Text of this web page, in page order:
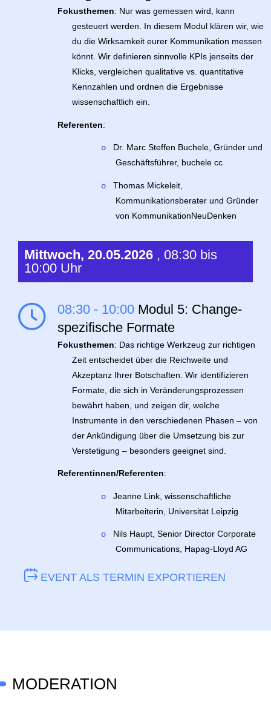
Fokusthemen: Nur was gemessen wird, kann
gesteuert werden. In diesem Modul klären wir, wie
du die Wirksamkeit eurer Kommunikation messen
könnt. Wir definieren sinnvolle KPIs jenseits der
Klicks, vergleichen qualitative vs. quantitative
Kennzahlen und ordnen die Ergebnisse
wissenschaftlich ein.
Referenten:
o
Dr. Marc Steffen Buchele, Gründer und
Geschäftsführer, buchele cc
o
Thomas Mickeleit,
Kommunikationsberater und Gründer
von KommunikationNeuDenken
Mittwoch, 20.05.2026 , 08:30 bis
10:00 Uhr
08:30 - 10:00 Modul 5: Change-
spezifische Formate
Fokusthemen: Das richtige Werkzeug zur richtigen
Zeit entscheidet über die Reichweite und
Akzeptanz Ihrer Botschaften. Wir identifizieren
Formate, die sich in Veränderungsprozessen
bewährt haben, und zeigen dir, welche
Instrumente in den verschiedenen Phasen – von
der Ankündigung über die Umsetzung bis zur
Verstetigung – besonders geeignet sind.
Referentinnen/Referenten:
o
Jeanne Link, wissenschaftliche
Mitarbeiterin, Universität Leipzig
o
Nils Haupt, Senior Director Corporate
Communications, Hapag-Lloyd AG
EVENT ALS TERMIN EXPORTIEREN
MODERATION